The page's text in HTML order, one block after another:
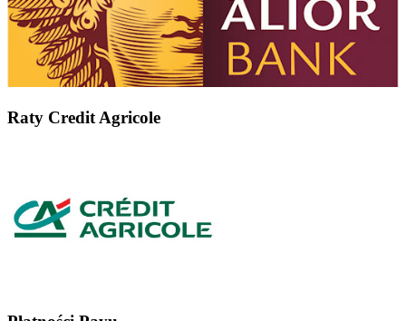
Raty Credit Agricole